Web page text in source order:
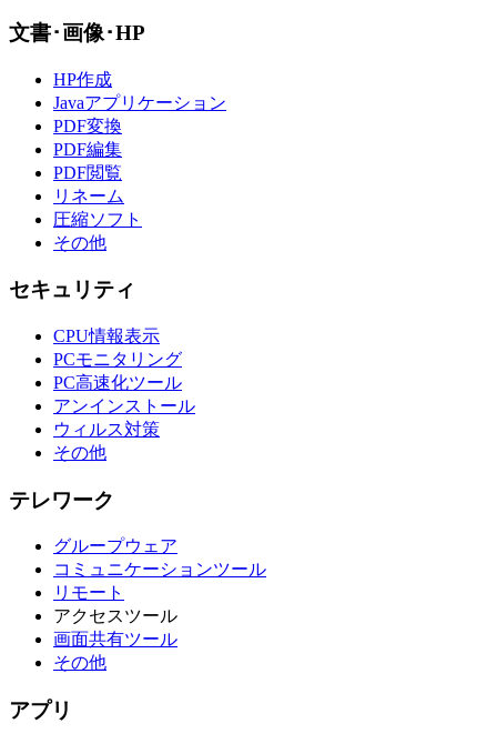
文書･画像･HP
HP作成
Javaアプリケーション
PDF変換
PDF編集
PDF閲覧
リネーム
圧縮ソフト
その他
セキュリティ
CPU情報表示
PCモニタリング
PC高速化ツール
アンインストール
ウィルス対策
その他
テレワーク
グループウェア
コミュニケーションツール
リモート
アクセスツール
画面共有ツール
その他
アプリ